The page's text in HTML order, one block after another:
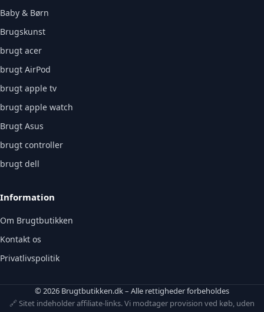
Baby & Børn
Brugskunst
brugt acer
brugt AirPod
brugt apple tv
brugt apple watch
Brugt Asus
brugt controller
brugt dell
Information
Om Brugtbutikken
Kontakt os
Privatlivspolitik
© 2026 Brugtbutikken.dk – Alle rettigheder forbeholdes
🔗 Sitet indeholder affiliate-links. Vi modtager provision ved køb, uden